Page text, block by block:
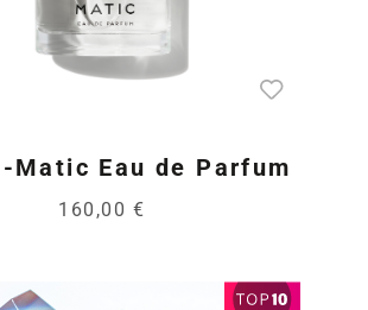
Matic Eau de Parfum
160,00 €